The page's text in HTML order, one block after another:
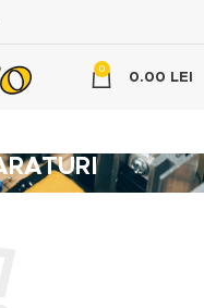
0
0.00 LEI